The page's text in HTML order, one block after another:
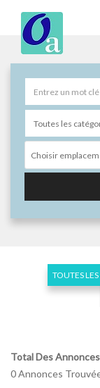
Choisir
TOUTES
Total Des
0 Annonces